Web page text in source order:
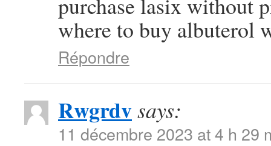
where to buy albuterol
Répondre
Rwgrdvsays:
11 décembre 2023 at 4 h 29